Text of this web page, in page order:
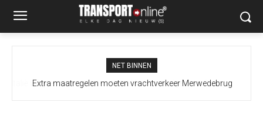
NET BINNEN
Extra maatregelen moeten vrachtverkeer Merwedebrug